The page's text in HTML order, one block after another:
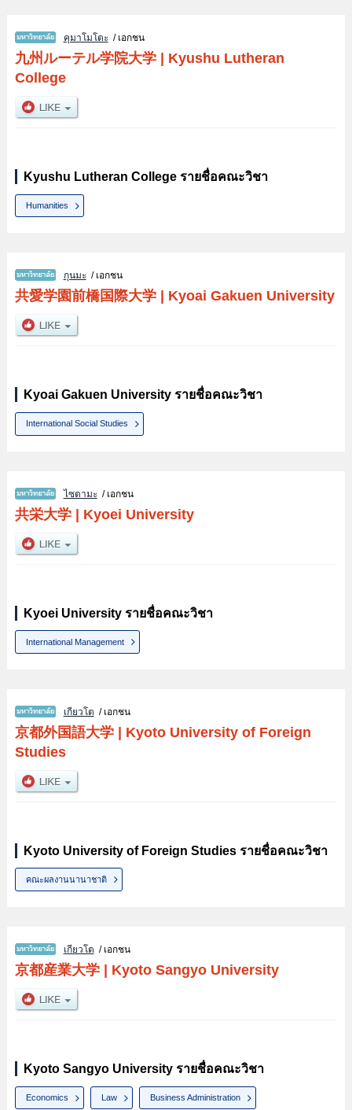
คุมาโมโตะ/ เอกชน
九州ルーテル学院大学| Kyushu Lutheran
College
Kyushu Lutheran College รายชื่อคณะวิชา
Humanities
กุนมะ/ เอกชน
共愛学園前橋国際大学| Kyoai Gakuen University
Kyoai Gakuen University รายชื่อคณะวิชา
International Social Studies
ไซตามะ/ เอกชน
共栄大学| Kyoei University
Kyoei University รายชื่อคณะวิชา
International Management
เกียวโต / เอกชน
京都外国語大学| Kyoto University of Foreign
Studies
Kyoto University of Foreign Studies รายชื่อคณะวิชา
คณะผลงานนานาชาติ
เกียวโต / เอกชน
京都産業大学| Kyoto Sangyo University
Kyoto Sangyo University รายชื่อคณะวิชา
Economics Law Business Administration